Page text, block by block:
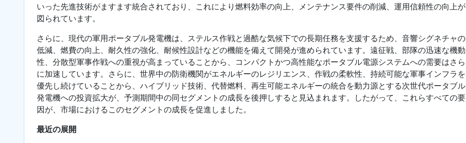
いった先進技術がますます統合されており、これにより燃料効率の向上、メンテナンス要件の削減、運用信頼性の向上が
図られています。
さらに、現代の軍用ポータブル発電機は、ステルス作戦と過酷な気候下での長期任務を支援するため、音響シグネチャの
低減、燃費の向上、耐久性の強化、耐候性設計などの機能を備えて開発が進められています。遠征戦、部隊の迅速な機動
性、分散型軍事作戦への重視が高まっていることから、コンパクトかつ高性能なポータブル電源システムへの需要はさら
に加速しています。さらに、世界中の防衛機関がエネルギーのレジリエンス、作戦の柔軟性、持続可能な軍事インフラを
優先し続けていることから、ハイブリッド技術、代替燃料、再生可能エネルギーの統合を動力源とする次世代ポータブル
発電機への投資拡大が、予測期間中の同セグメントの成長を後押しすると見込まれます。したがって、これらすべての要
因が、市場におけるこのセグメントの成長を促進しました。
最近の展開